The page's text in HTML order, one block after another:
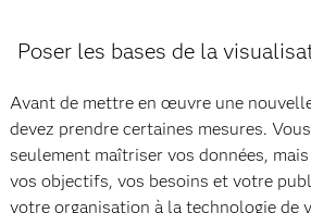
Poser les bases de la
Avant de mettre en œuvre une
devez prendre certaines mesures.
seulement maîtriser vos données,
vos objectifs, vos besoins et votre
votre organisation à la technologie de